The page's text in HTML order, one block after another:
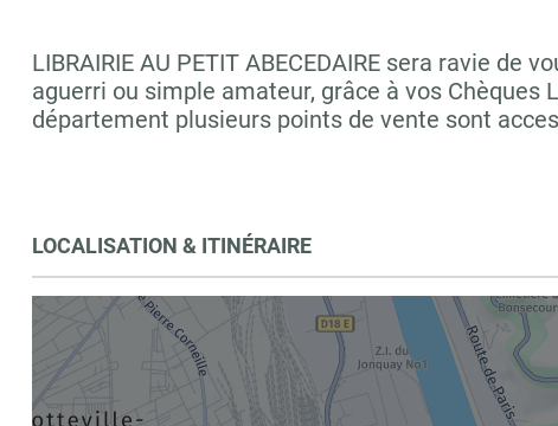
LIBRAIRIE AU PETIT ABECEDAIRE sera ravie
aguerri ou simple amateur, grâce à vos
département plusieurs points de vente sont
LOCALISATION & ITINÉRAIRE